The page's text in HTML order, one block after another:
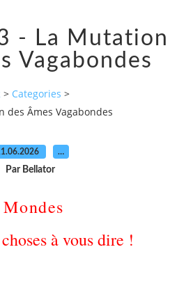
- La Mutation
Vagabondes
> Categories >
des Âmes Vagabondes
…
Par Bellator
à vous dire !